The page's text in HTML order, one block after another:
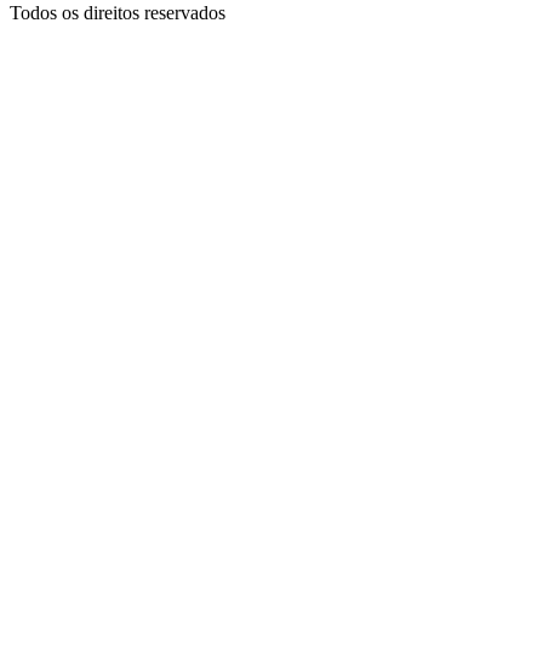
Todos os direitos reservados